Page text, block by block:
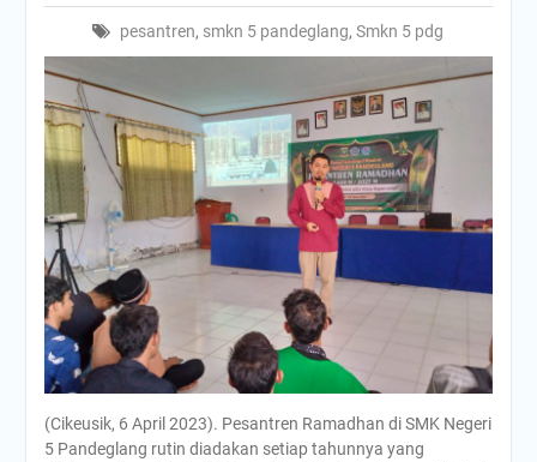
pesantren, smkn 5 pandeglang,Smkn 5 pdg
(Cikeusik, 6 April 2023). Pesantren Ramadhan di SMK Negeri
5 Pandeglang rutin diadakan setiap tahunnya yang